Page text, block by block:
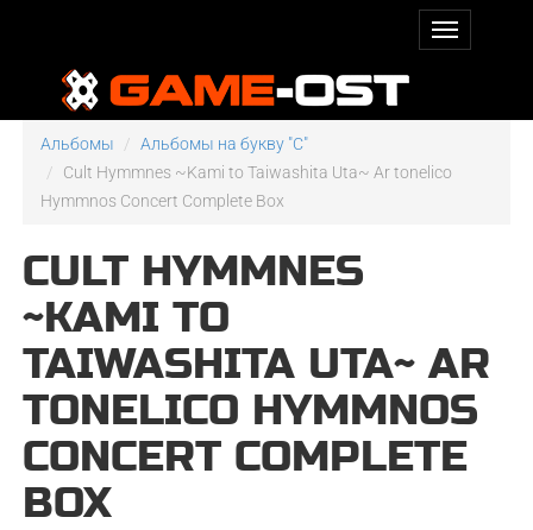
Альбомы
Альбомы на букву "C"
Cult Hymmnes ~Kami to Taiwashita Uta~ Ar tonelico
Hymmnos Concert Complete Box
CULT HYMMNES
~KAMI TO
TAIWASHITA UTA~ AR
TONELICO HYMMNOS
CONCERT COMPLETE
BOX